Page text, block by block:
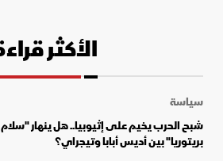
الأكثر
سياسة
شبح الحرب يخيم على إثيوبيا.. هل ينهار "سلام
بريتوريا" بين أديس أبابا وتيجراي؟